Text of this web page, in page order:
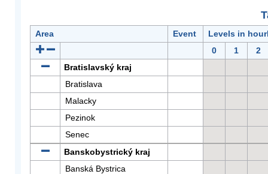
Area Event
Levels in
0
1
2
Bratislavský kraj
Bratislava
Malacky
Pezinok
Senec
Banskobystrický kraj
Banská Bystrica